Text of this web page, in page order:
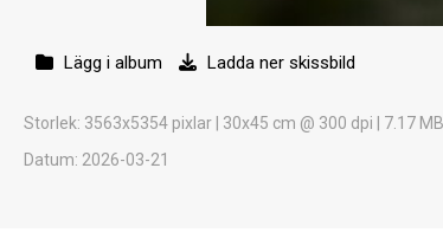
Lägg i album Ladda ner skissbild
Storlek: 3563x5354 pixlar | 30x45 cm @ 300 dpi | 7.17
Datum: 2026-03-21